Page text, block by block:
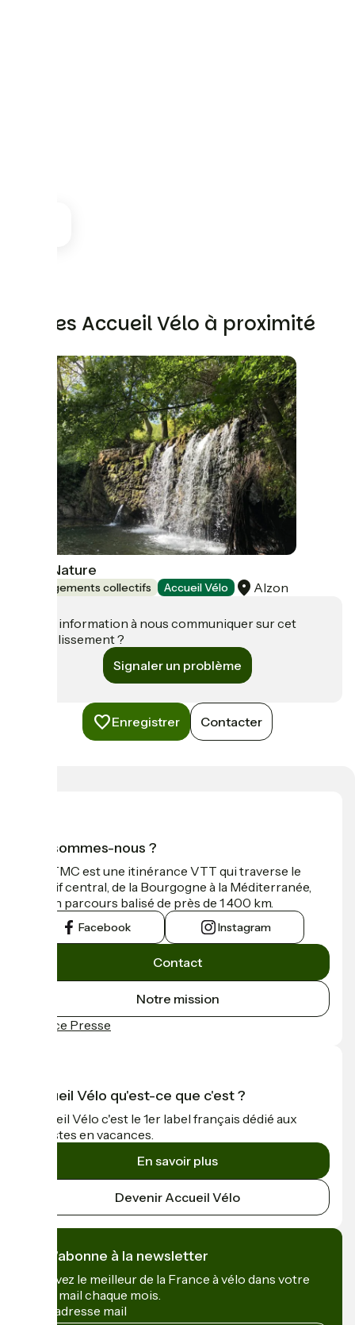
Autres Accueil Vélo à proximité
Cosy Nature
Hébergements collectifs Accueil Vélo Alzon
Une information à nous communiquer sur cet
établissement ?
Signaler un problème
Enregistrer Contacter
Qui sommes-nous ?
La GTMC est une itinérance VTT qui traverse le
Massif central, de la Bourgogne à la Méditerranée,
sur un parcours balisé de près de 1 400 km.
Facebook Instagram
Contact
Notre mission
Espace Presse
Accueil Vélo qu'est-ce que c'est ?
Accueil Vélo c'est le 1er label français dédié aux
cyclistes en vacances.
En savoir plus
Devenir Accueil Vélo
Je m'abonne à la newsletter
Recevez le meilleur de la France à vélo dans votre
boîte mail chaque mois.
Mon adresse mail